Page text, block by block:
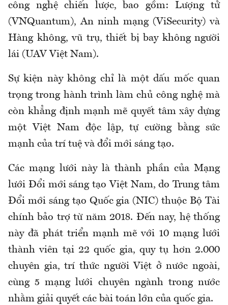
công nghệ chiến lược, bao gồm: Lượng tử
(VNQuantum), An ninh mạng (ViSecurity) và
Hàng không, vũ trụ, thiết bị bay không người
lái (UAV Việt Nam).
Sự kiện này không chỉ là một dấu mốc quan
trọng trong hành trình làm chủ công nghệ mà
còn khẳng định mạnh mẽ quyết tâm xây dựng
một Việt Nam độc lập, tự cường bằng sức
mạnh của trí tuệ và đổi mới sáng tạo.
Các mạng lưới này là thành phần của Mạng
lưới Đổi mới sáng tạo Việt Nam, do Trung tâm
Đổi mới sáng tạo Quốc gia (NIC) thuộc Bộ Tài
chính bảo trợ từ năm 2018. Đến nay, hệ thống
này đã phát triển mạnh mẽ với 10 mạng lưới
thành viên tại 22 quốc gia, quy tụ hơn 2.000
chuyên gia, trí thức người Việt ở nước ngoài,
cùng 5 mạng lưới chuyên ngành trong nước
nhằm giải quyết các bài toán lớn của quốc gia.